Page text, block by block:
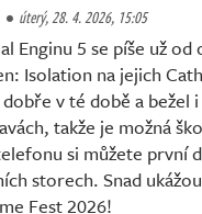
úterý, 28. 4. 2026, 15:05
Enginu 5 se píše už od
Isolation na jejich
v té době a bežel
takže je možná
si můžete první
storech. Snad
Fest 2026!